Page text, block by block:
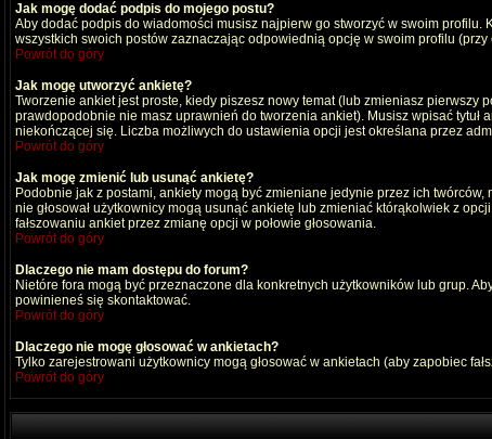
Jak mogę dodać podpis do mojego postu?
Aby dodać podpis do wiadomości musisz najpierw go stworzyć w swoim profilu.
wszystkich swoich postów zaznaczając odpowiednią opcję w swoim profilu
Powrót do góry
Jak mogę utworzyć ankietę?
Tworzenie ankiet jest proste, kiedy piszesz nowy temat (lub zmieniasz
prawdopodobnie nie masz uprawnień do tworzenia ankiet). Musisz wpisać
niekończącej się. Liczba możliwych do ustawienia opcji jest określana przez
Powrót do góry
Jak mogę zmienić lub usunąć ankietę?
Podobnie jak z postami, ankiety mogą być zmieniane jedynie przez ich
nie głosował użytkownicy mogą usunąć ankietę lub zmieniać którąkolwiek z
fałszowaniu ankiet przez zmianę opcji w połowie głosowania.
Powrót do góry
Dlaczego nie mam dostępu do forum?
Nietóre fora mogą być przeznaczone dla konkretnych użytkowników lub grup.
powinieneś się skontaktować.
Powrót do góry
Dlaczego nie mogę głosować w ankietach?
Tylko zarejestrowani użytkownicy mogą głosować w ankietach (aby zapobiec
Powrót do góry